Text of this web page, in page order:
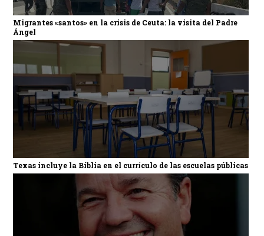
Migrantes «santos» en la crisis de Ceuta: la visita del Padre
Ángel
Texas incluye la Biblia en el currículo de las escuelas públicas